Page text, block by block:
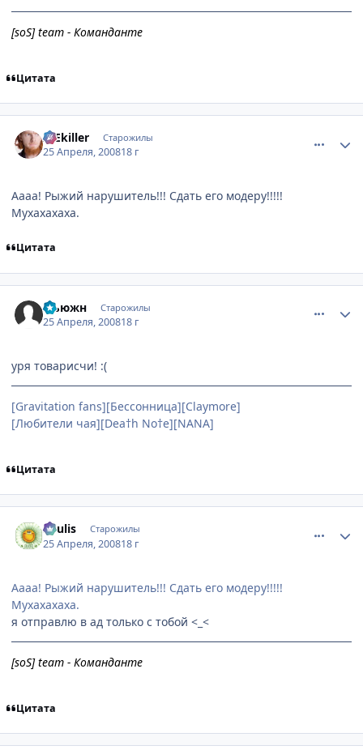
[soS] team - Команданте
Цитата
ICEkiller Старожилы
25 Апреля, 200818 г
Аааа! Рыжий нарушитель!!! Сдать его модеру!!!!!
Мухахахаха.
Цитата
Фьюжн Старожилы
25 Апреля, 200818 г
уря товарисчи! :(
[Gravitation fans][Бессонница][Claymore]
[Любители чая][Dea†h No†e][NANA]
Цитата
Soulis Старожилы
25 Апреля, 200818 г
Аааа! Рыжий нарушитель!!! Сдать его модеру!!!!!
Мухахахаха.
я отправлю в ад только с тобой <_<
[soS] team - Команданте
Цитата